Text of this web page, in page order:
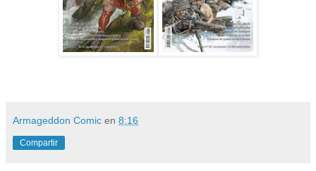
Armageddon Comic en 8:16
Compartir